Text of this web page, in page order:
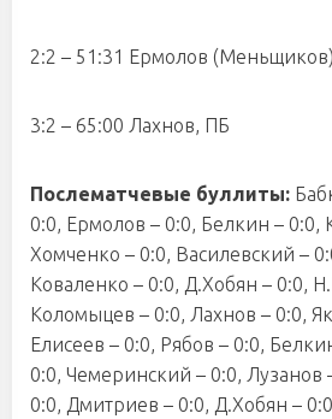
2:2 – 51:31 Ермолов (Меньщиков)
3:2 – 65:00 Лахнов, ПБ
Послематчевые буллиты:
0:0, Ермолов – 0:0, Белкин – 0:0,
Хомченко – 0:0, Василевский –
Коваленко – 0:0, Д.Хобян – 0:0,
Коломыцев – 0:0, Лахнов – 0:0,
Елисеев – 0:0, Рябов – 0:0,
0:0, Чемеринский – 0:0, Лузанов
0:0, Дмитриев – 0:0, Д.Хобян –